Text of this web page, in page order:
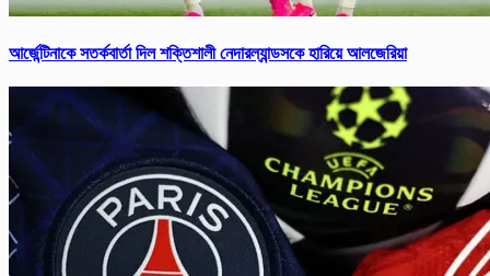
আর্জে‌ন্টিনাকে সতর্ক‌বার্তা‌ দিল শক্তিশালী নেদারল্যান্ডসকে হারিয়ে আলজেরিয়া